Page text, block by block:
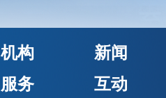
机构
新闻
服务
互动